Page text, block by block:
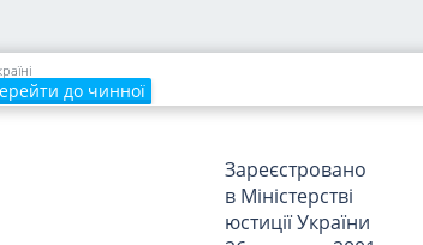
до чинної
від 28 серпня 2001
Зареєстровано
в Міністерстві
юстиції України